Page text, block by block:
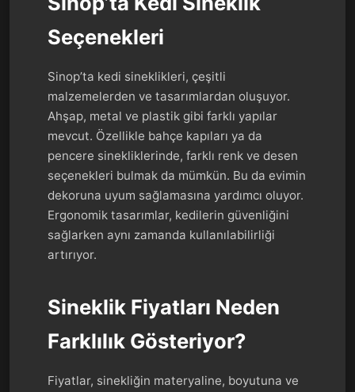
Seçenekleri
Sinop’ta kedi sineklikleri, çeşitli
malzemelerden ve tasarımlardan oluşuyor.
Ahşap, metal ve plastik gibi farklı yapılar
mevcut. Özellikle bahçe kapıları ya da
pencere sinekliklerinde, farklı renk ve desen
seçenekleri bulmak da mümkün. Bu da evimin
dekoruna uyum sağlamasına yardımcı oluyor.
Ergonomik tasarımlar, kedilerin güvenliğini
sağlarken aynı zamanda kullanılabilirliği
artırıyor.
Sineklik Fiyatları Neden
Farklılık Gösteriyor?
Fiyatlar, sinekliğin materyaline, boyutuna ve